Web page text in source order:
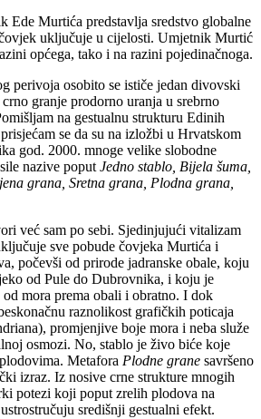
Ede Murtića predstavlja sredstvo globalne
uključuje u cijelosti. Umjetnik Murtić
općega, tako i na razini pojedinačnoga.
perivoja osobito se ističe jedan divovski
granje prodorno uranja u srebrno
na gestualnu strukturu Edinih
se da su na izložbi u Hrvatskom
god. 2000. mnoge velike slobodne
nazive poput Jedno stablo, Bijela šuma,
grana, Sretna grana, Plodna grana,
već sam po sebi. Sjedinjujući vitalizam
sve pobude čovjeka Murtića i
počevši od prirode jadranske obale, koju
od Pule do Dubrovnika, i koju je
mora prema obali i obratno. I dok
raznolikost grafičkih poticaja
promjenjive boje mora i neba služe
osmozi. No, stablo je živo biće koje
Metafora Plodne grane savršeno
izraz. Iz nosive crne strukture mnogih
potezi koji poput zrelih plodova na
središnji gestualni efekt.